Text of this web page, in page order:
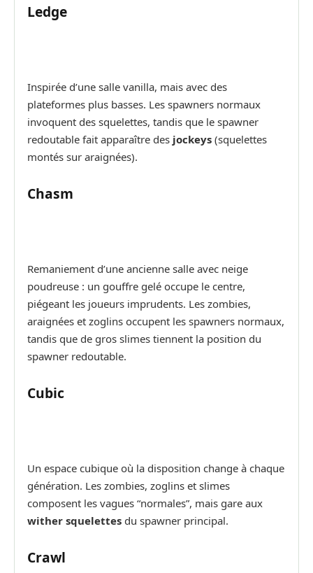
Ledge
Inspirée d’une salle vanilla, mais avec des
plateformes plus basses. Les spawners normaux
invoquent des squelettes, tandis que le spawner
redoutable fait apparaître des jockeys (squelettes
montés sur araignées).
Chasm
Remaniement d’une ancienne salle avec neige
poudreuse : un gouffre gelé occupe le centre,
piégeant les joueurs imprudents. Les zombies,
araignées et zoglins occupent les spawners normaux,
tandis que de gros slimes tiennent la position du
spawner redoutable.
Cubic
Un espace cubique où la disposition change à chaque
génération. Les zombies, zoglins et slimes
composent les vagues “normales”, mais gare aux
wither squelettes du spawner principal.
Crawl